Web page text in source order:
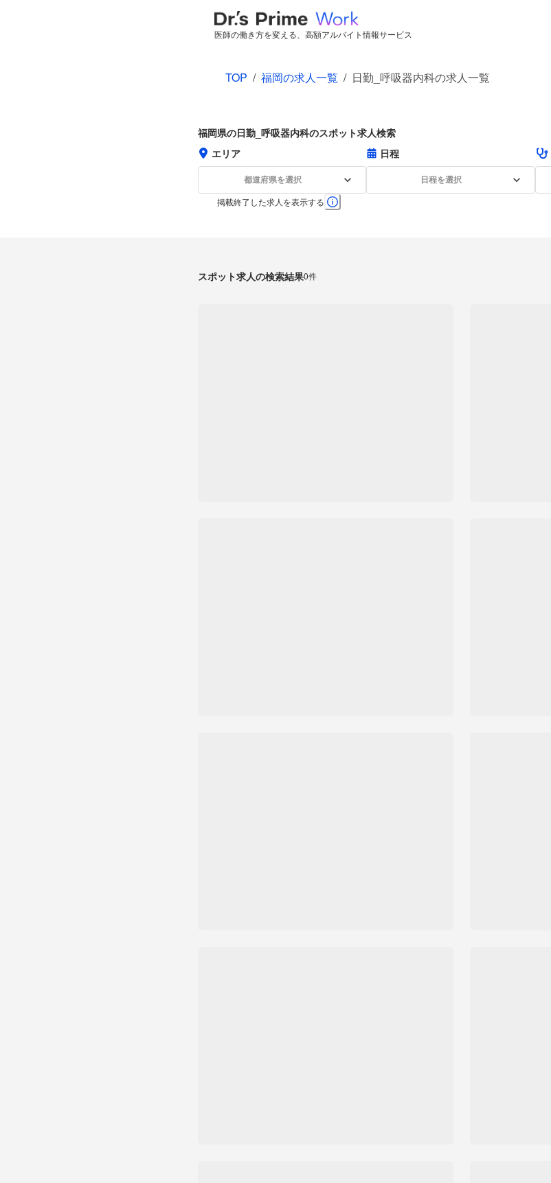
医師の働き方を変える、高額アルバイト情報サービス
TOP / 福岡の求人一覧 / 日勤_呼吸器内科の求人一覧
福岡県の日勤_呼吸器内科のスポット求人検索
エリア
都道府県を選択
日程
日程を選択
掲載終了した求人を表示する
スポット求人の検索結果0件